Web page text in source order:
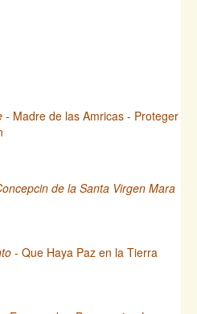
- Madre de las Amricas - Proteger
de la Santa Virgen Mara
- Que Haya Paz en la Tierra